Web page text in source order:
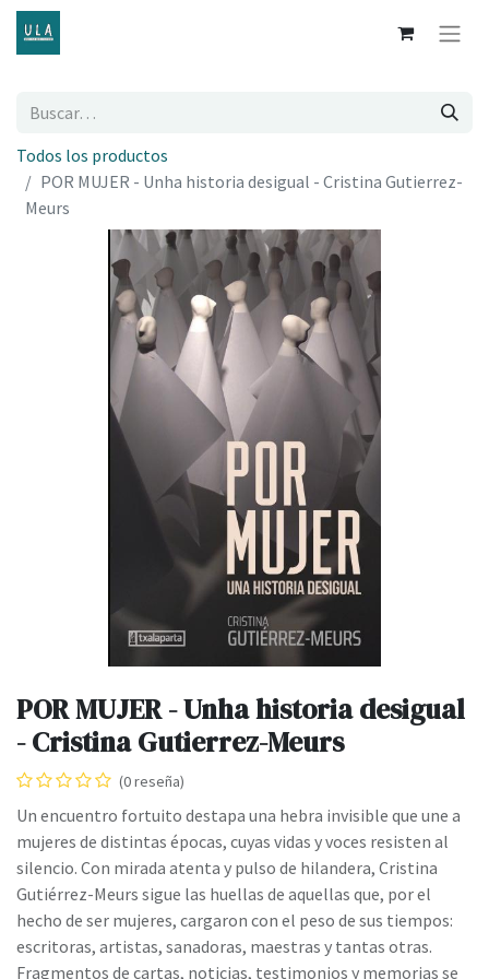
Todos los productos
POR MUJER - Unha historia desigual - Cristina Gutierrez-
Meurs
POR MUJER - Unha historia desigual
- Cristina Gutierrez-Meurs
(0 reseña)
Un encuentro fortuito destapa una hebra invisible que une a
mujeres de distintas épocas, cuyas vidas y voces resisten al
silencio. Con mirada atenta y pulso de hilandera, Cristina
Gutiérrez-Meurs sigue las huellas de aquellas que, por el
hecho de ser mujeres, cargaron con el peso de sus tiempos:
escritoras, artistas, sanadoras, maestras y tantas otras.
Fragmentos de cartas, noticias, testimonios y memorias se